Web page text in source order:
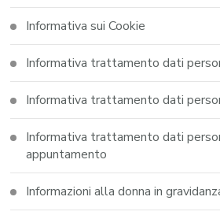
Informativa sui Cookie
Informativa trattamento dati
Informativa trattamento dati
Informativa trattamento dati
appuntamento
Informazioni alla donna in